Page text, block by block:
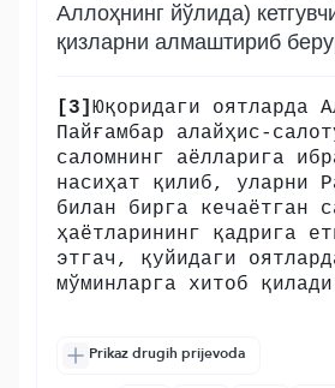
Аллоҳнинг йўлида)
қизларни алмаштириб
[3] Юқоридаги оятларда
Пайғамбар алайҳис-
саломнинг аёлларига
насиҳат қилиб, уларни
билан бирга кечаётган
ҳаётларининг қадрига
этгач, қуйидаги
мўминларга хитоб
Prikaz drugih prijevoda